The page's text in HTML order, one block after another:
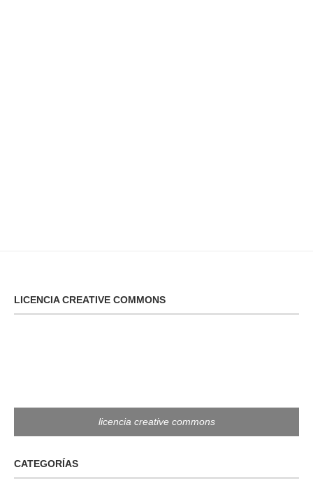
LICENCIA CREATIVE COMMONS
licencia creative commons
CATEGORÍAS